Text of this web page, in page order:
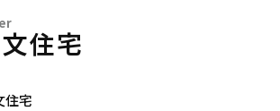
住宅
住宅